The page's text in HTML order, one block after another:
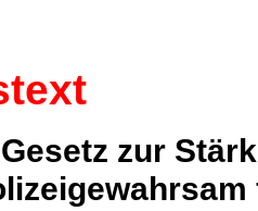
Gesetz zur